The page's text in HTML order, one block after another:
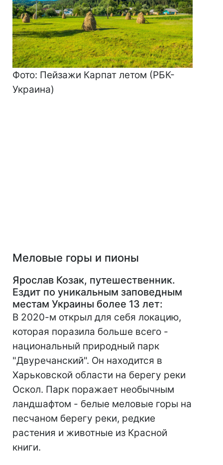
Фото: Пейзажи Карпат летом (РБК-
Украина)
Меловые горы и пионы
Ярослав Козак, путешественник.
Ездит по уникальным заповедным
местам Украины более 13 лет:
В 2020-м открыл для себя локацию,
которая поразила больше всего -
национальный природный парк
"Двуречанский". Он находится в
Харьковской области на берегу реки
Оскол. Парк поражает необычным
ландшафтом - белые меловые горы на
песчаном берегу реки, редкие
растения и животные из Красной
книги.